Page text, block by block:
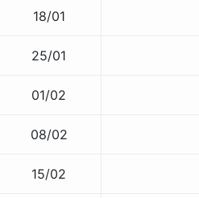
18/01
25/01
01/02
08/02
15/02